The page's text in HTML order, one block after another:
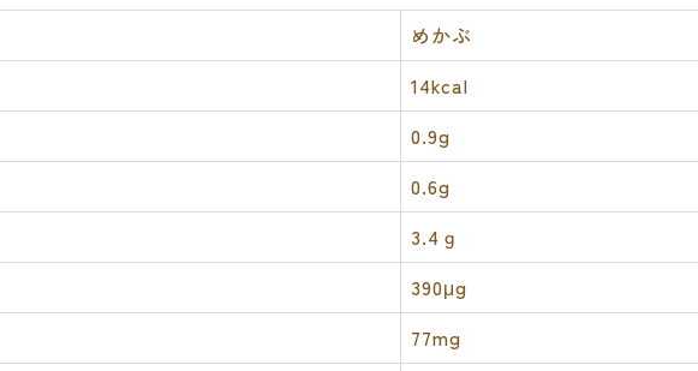
めかぶ
14kcal
0.9g
0.6g
3.4ｇ
390μg
77mg